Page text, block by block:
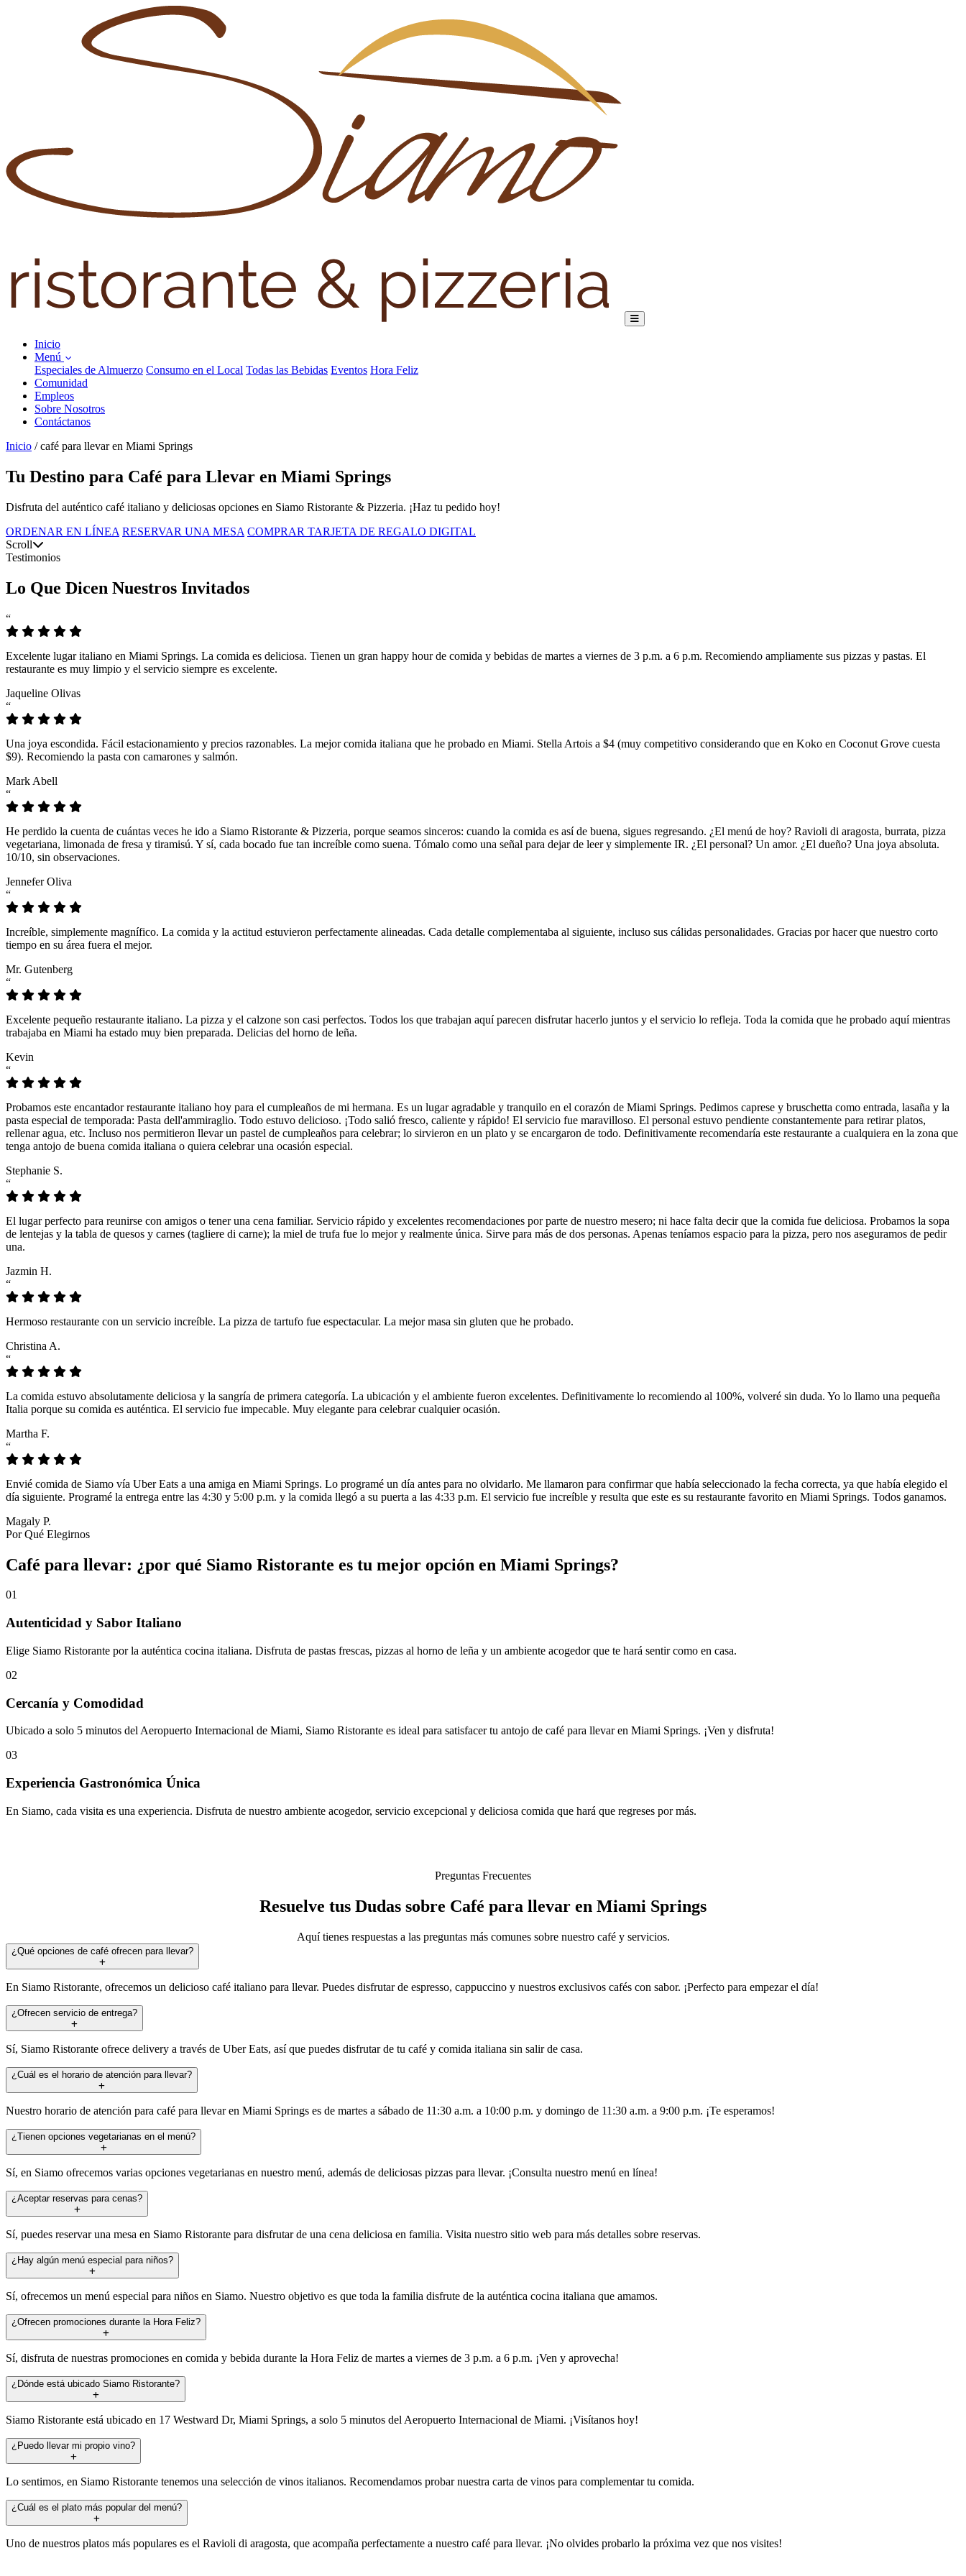
Inicio
Menú
Especiales de Almuerzo Consumo en el Local Todas las Bebidas Eventos Hora Feliz
Comunidad
Empleos
Sobre Nosotros
Contáctanos
Inicio / café para llevar en Miami Springs
Tu Destino para Café para Llevar en Miami Springs
Disfruta del auténtico café italiano y deliciosas opciones en Siamo Ristorante & Pizzeria. ¡Haz tu pedido hoy!
ORDENAR EN LÍNEA RESERVAR UNA MESA COMPRAR TARJETA DE REGALO DIGITAL
Scroll
Testimonios
Lo Que Dicen Nuestros Invitados
“
Excelente lugar italiano en Miami Springs. La comida es deliciosa. Tienen un gran happy hour de comida y bebidas de martes a viernes de 3 p.m. a 6 p.m. Recomiendo ampliamente sus pizzas y pastas. El
restaurante es muy limpio y el servicio siempre es excelente.
Jaqueline Olivas
“
Una joya escondida. Fácil estacionamiento y precios razonables. La mejor comida italiana que he probado en Miami. Stella Artois a $4 (muy competitivo considerando que en Koko en Coconut Grove cuesta
$9). Recomiendo la pasta con camarones y salmón.
Mark Abell
“
He perdido la cuenta de cuántas veces he ido a Siamo Ristorante & Pizzeria, porque seamos sinceros: cuando la comida es así de buena, sigues regresando. ¿El menú de hoy? Ravioli di aragosta, burrata, pizza
vegetariana, limonada de fresa y tiramisú. Y sí, cada bocado fue tan increíble como suena. Tómalo como una señal para dejar de leer y simplemente IR. ¿El personal? Un amor. ¿El dueño? Una joya absoluta.
10/10, sin observaciones.
Jennefer Oliva
“
Increíble, simplemente magnífico. La comida y la actitud estuvieron perfectamente alineadas. Cada detalle complementaba al siguiente, incluso sus cálidas personalidades. Gracias por hacer que nuestro corto
tiempo en su área fuera el mejor.
Mr. Gutenberg
“
Excelente pequeño restaurante italiano. La pizza y el calzone son casi perfectos. Todos los que trabajan aquí parecen disfrutar hacerlo juntos y el servicio lo refleja. Toda la comida que he probado aquí mientras
trabajaba en Miami ha estado muy bien preparada. Delicias del horno de leña.
Kevin
“
Probamos este encantador restaurante italiano hoy para el cumpleaños de mi hermana. Es un lugar agradable y tranquilo en el corazón de Miami Springs. Pedimos caprese y bruschetta como entrada, lasaña y la
pasta especial de temporada: Pasta dell'ammiraglio. Todo estuvo delicioso. ¡Todo salió fresco, caliente y rápido! El servicio fue maravilloso. El personal estuvo pendiente constantemente para retirar platos,
rellenar agua, etc. Incluso nos permitieron llevar un pastel de cumpleaños para celebrar; lo sirvieron en un plato y se encargaron de todo. Definitivamente recomendaría este restaurante a cualquiera en la zona que
tenga antojo de buena comida italiana o quiera celebrar una ocasión especial.
Stephanie S.
“
El lugar perfecto para reunirse con amigos o tener una cena familiar. Servicio rápido y excelentes recomendaciones por parte de nuestro mesero; ni hace falta decir que la comida fue deliciosa. Probamos la sopa
de lentejas y la tabla de quesos y carnes (tagliere di carne); la miel de trufa fue lo mejor y realmente única. Sirve para más de dos personas. Apenas teníamos espacio para la pizza, pero nos aseguramos de pedir
una.
Jazmin H.
“
Hermoso restaurante con un servicio increíble. La pizza de tartufo fue espectacular. La mejor masa sin gluten que he probado.
Christina A.
“
La comida estuvo absolutamente deliciosa y la sangría de primera categoría. La ubicación y el ambiente fueron excelentes. Definitivamente lo recomiendo al 100%, volveré sin duda. Yo lo llamo una pequeña
Italia porque su comida es auténtica. El servicio fue impecable. Muy elegante para celebrar cualquier ocasión.
Martha F.
“
Envié comida de Siamo vía Uber Eats a una amiga en Miami Springs. Lo programé un día antes para no olvidarlo. Me llamaron para confirmar que había seleccionado la fecha correcta, ya que había elegido el
día siguiente. Programé la entrega entre las 4:30 y 5:00 p.m. y la comida llegó a su puerta a las 4:33 p.m. El servicio fue increíble y resulta que este es su restaurante favorito en Miami Springs. Todos ganamos.
Magaly P.
Por Qué Elegirnos
Café para llevar: ¿por qué Siamo Ristorante es tu mejor opción en Miami Springs?
01
Autenticidad y Sabor Italiano
Elige Siamo Ristorante por la auténtica cocina italiana. Disfruta de pastas frescas, pizzas al horno de leña y un ambiente acogedor que te hará sentir como en casa.
02
Cercanía y Comodidad
Ubicado a solo 5 minutos del Aeropuerto Internacional de Miami, Siamo Ristorante es ideal para satisfacer tu antojo de café para llevar en Miami Springs. ¡Ven y disfruta!
03
Experiencia Gastronómica Única
En Siamo, cada visita es una experiencia. Disfruta de nuestro ambiente acogedor, servicio excepcional y deliciosa comida que hará que regreses por más.
Preguntas Frecuentes
Resuelve tus Dudas sobre Café para llevar en Miami Springs
Aquí tienes respuestas a las preguntas más comunes sobre nuestro café y servicios.
¿Qué opciones de café ofrecen para llevar?
En Siamo Ristorante, ofrecemos un delicioso café italiano para llevar. Puedes disfrutar de espresso, cappuccino y nuestros exclusivos cafés con sabor. ¡Perfecto para empezar el día!
¿Ofrecen servicio de entrega?
Sí, Siamo Ristorante ofrece delivery a través de Uber Eats, así que puedes disfrutar de tu café y comida italiana sin salir de casa.
¿Cuál es el horario de atención para llevar?
Nuestro horario de atención para café para llevar en Miami Springs es de martes a sábado de 11:30 a.m. a 10:00 p.m. y domingo de 11:30 a.m. a 9:00 p.m. ¡Te esperamos!
¿Tienen opciones vegetarianas en el menú?
Sí, en Siamo ofrecemos varias opciones vegetarianas en nuestro menú, además de deliciosas pizzas para llevar. ¡Consulta nuestro menú en línea!
¿Aceptar reservas para cenas?
Sí, puedes reservar una mesa en Siamo Ristorante para disfrutar de una cena deliciosa en familia. Visita nuestro sitio web para más detalles sobre reservas.
¿Hay algún menú especial para niños?
Sí, ofrecemos un menú especial para niños en Siamo. Nuestro objetivo es que toda la familia disfrute de la auténtica cocina italiana que amamos.
¿Ofrecen promociones durante la Hora Feliz?
Sí, disfruta de nuestras promociones en comida y bebida durante la Hora Feliz de martes a viernes de 3 p.m. a 6 p.m. ¡Ven y aprovecha!
¿Dónde está ubicado Siamo Ristorante?
Siamo Ristorante está ubicado en 17 Westward Dr, Miami Springs, a solo 5 minutos del Aeropuerto Internacional de Miami. ¡Visítanos hoy!
¿Puedo llevar mi propio vino?
Lo sentimos, en Siamo Ristorante tenemos una selección de vinos italianos. Recomendamos probar nuestra carta de vinos para complementar tu comida.
¿Cuál es el plato más popular del menú?
Uno de nuestros platos más populares es el Ravioli di aragosta, que acompaña perfectamente a nuestro café para llevar. ¡No olvides probarlo la próxima vez que nos visites!